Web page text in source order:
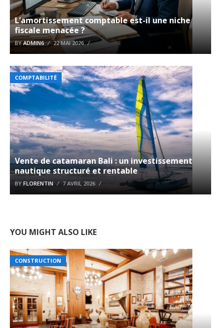
L’amortissement comptable est-il une niche
fiscale menacée ?
BYADMIN6 22 MAI 2026
COMPTABILITÉ
Vente de catamaran Bali : un investissement
nautique structuré et rentable
BY FLORENTIN 7 AVRIL 2026
YOU MIGHT ALSO LIKE
CONSTRUCTION